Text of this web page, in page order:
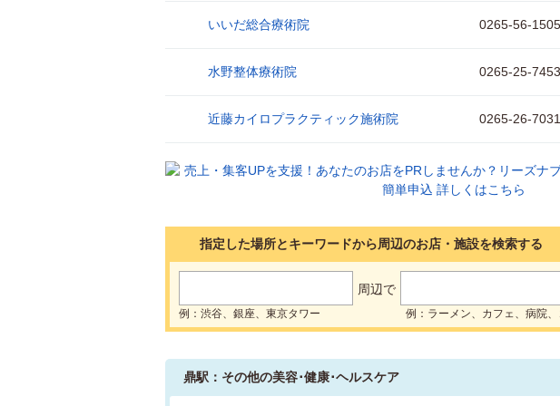
いいだ総合療術院 0265-56-1505
水野整体療術院 0265-25-7453
近藤カイロプラクティック施術院 0265-26-7031
指定した場所とキーワードから周辺のお店・施設を検索する
周辺で
例：渋谷、銀座、東京タワー 例：ラーメン、カフェ、病院
鼎駅：その他の美容･健康･ヘルスケア